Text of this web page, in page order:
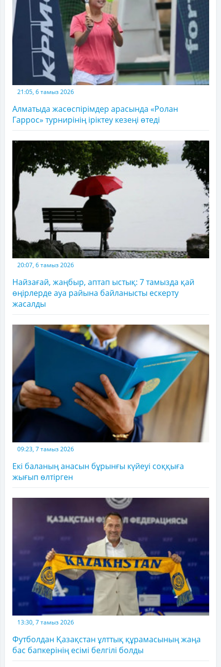
21:05, 6 тамыз 2026
Алматыда жасөспірімдер арасында «Ролан
Гаррос» турнирінің іріктеу кезеңі өтеді
20:07, 6 тамыз 2026
Найзағай, жаңбыр, аптап ыстық: 7 тамызда қай
өңірлерде ауа райына байланысты ескерту
жасалды
09:23, 7 тамыз 2026
Екі баланың анасын бұрынғы күйеуі соққыға
жығып өлтірген
13:30, 7 тамыз 2026
Футболдан Қазақстан ұлттық құрамасының жаңа
бас бапкерінің есімі белгілі болды